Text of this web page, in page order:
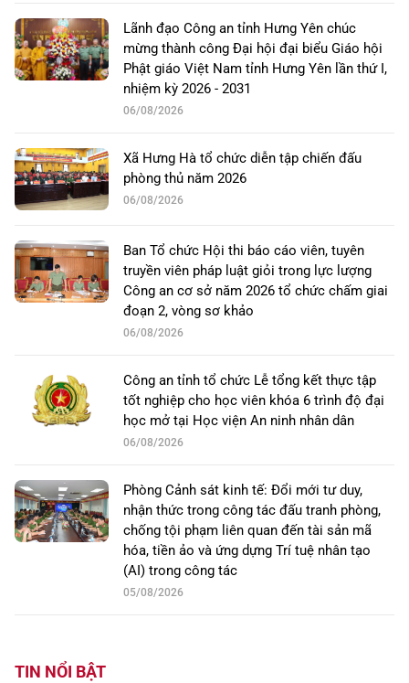
Lãnh đạo Công an tỉnh Hưng Yên chúc
mừng thành công Đại hội đại biểu Giáo hội
Phật giáo Việt Nam tỉnh Hưng Yên lần thứ I,
nhiệm kỳ 2026 - 2031
06/08/2026
Xã Hưng Hà tổ chức diễn tập chiến đấu
phòng thủ năm 2026
06/08/2026
Ban Tổ chức Hội thi báo cáo viên, tuyên
truyền viên pháp luật giỏi trong lực lượng
Công an cơ sở năm 2026 tổ chức chấm giai
đoạn 2, vòng sơ khảo
06/08/2026
Công an tỉnh tổ chức Lễ tổng kết thực tập
tốt nghiệp cho học viên khóa 6 trình độ đại
học mở tại Học viện An ninh nhân dân
06/08/2026
Phòng Cảnh sát kinh tế: Đổi mới tư duy,
nhận thức trong công tác đấu tranh phòng,
chống tội phạm liên quan đến tài sản mã
hóa, tiền ảo và ứng dựng Trí tuệ nhân tạo
(AI) trong công tác
05/08/2026
TIN NỔI BẬT